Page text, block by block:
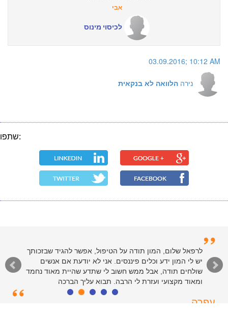
אבי
לכיסוי מינוס
03.09.2016; 10:12 AM
נירה הלוואה לא בנקאית
שתפו:
לרפאל שלום, המון תודה על הטיפול, אפשר להגיד שבזכותך
יש לי המון ידע וכלים פיננסים. אני לא יודעת אם אנשים
שולחים תודה, אבל ממש חשוב לי שתדע שהיית מאוד נחמד
ומאוד מקצועי ועזרת לי הרבה. תבוא עליך הברכה
עפרה